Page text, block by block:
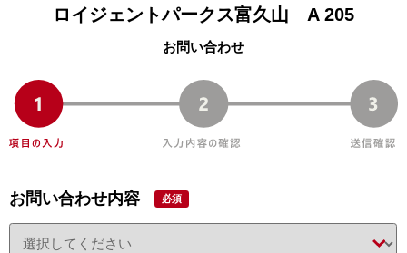
ロイジェントパークス富久山 A 205
お問い合わせ
お問い合わせ内容 必須